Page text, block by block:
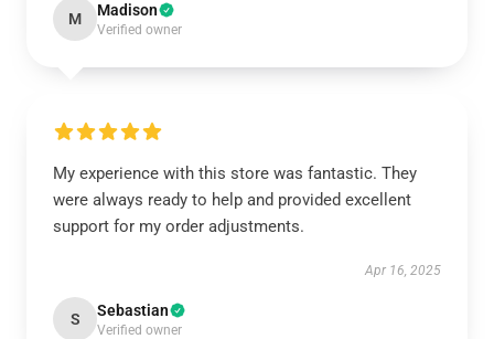
M Madison
Verified owner
My experience with this store was fantastic. They
were always ready to help and provided excellent
support for my order adjustments.
Apr 16, 2025
S Sebastian
Verified owner